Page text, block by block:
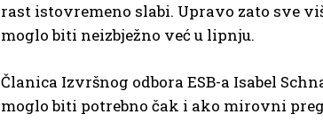
rast istovremeno slabi. Upravo zato sve
moglo biti neizbježno već u lipnju.
Članica Izvršnog odbora ESB-a Isabel
moglo biti potrebno čak i ako mirovni